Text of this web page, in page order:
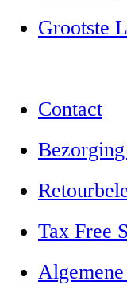
Grootste
Contact
Tax Free